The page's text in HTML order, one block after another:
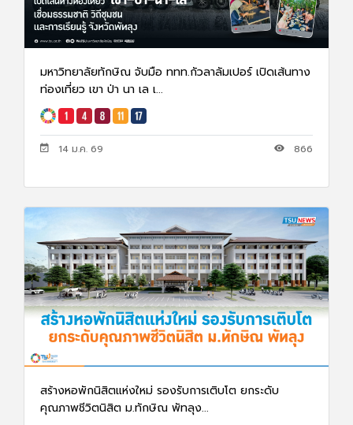
มหาวิทยาลัยทักษิณ จับมือ ททท.กัวลาลัมเปอร์ เปิดเส้นทาง
ท่องเที่ยว เขา ป่า นา เล เ...
14 ม.ค. 69 866
สร้างหอพักนิสิตแห่งใหม่ รองรับการเติบโต ยกระดับ
คุณภาพชีวิตนิสิต ม.ทักษิณ พัทลุง...